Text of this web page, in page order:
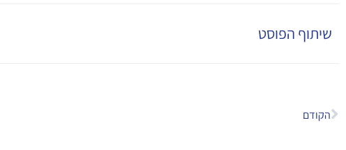
שיתוף הפוסט
הקודם